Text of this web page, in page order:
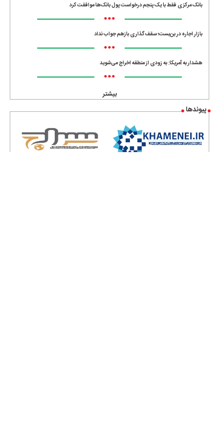
بانک مرکزی فقط با یک‌ پنجم درخواست پول بانک‌ها موافقت کرد
•••
بازار اجاره در بن‌بست؛ سقف‌گذاری بازهم جواب نداد
•••
هشدار به آمریکا: به زودی از منطقه اخراج می‌شوید
•••
بیشتر
پیوندها